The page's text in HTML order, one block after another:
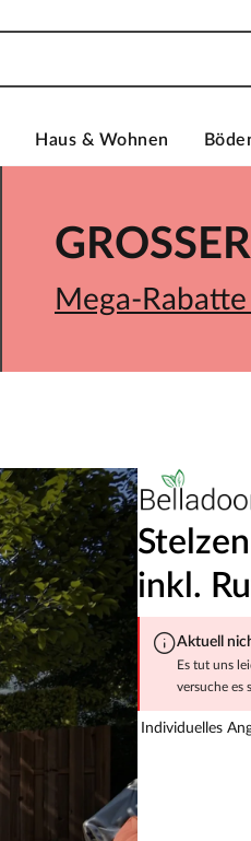
Haus & Wohnen
Mega-
inkl.
Aktuell
Es tut uns
versuche es
Individuelles